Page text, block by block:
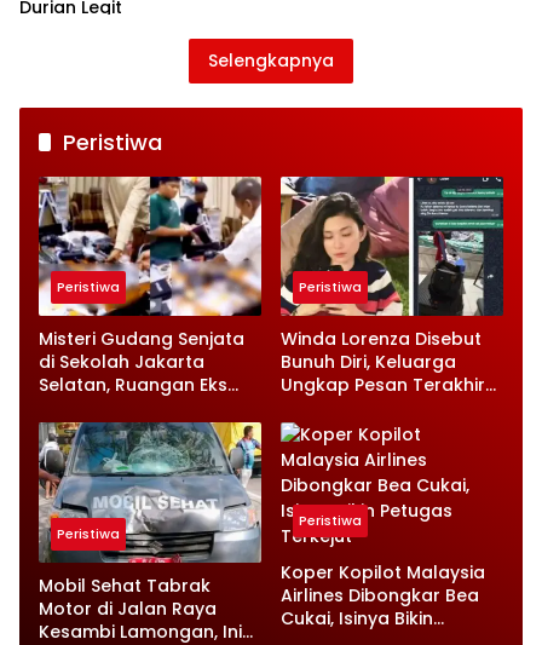
Selengkapnya
Peristiwa
Peristiwa
Misteri Gudang Senjata
di Sekolah Jakarta
Selatan, Ruangan Eks
Sorotan
Peristiwa
Winda Lorenza Disebut
Bunuh Diri, Keluarga
Ungkap Pesan Terakhir
Rumah
Peristiwa
Mobil Sehat Tabrak
Motor di Jalan Raya
Kesambi Lamongan, Ini
Peristiwa
Koper Kopilot Malaysia
Airlines Dibongkar Bea
Cukai, Isinya Bikin